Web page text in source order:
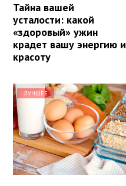
Тайна вашей
усталости: какой
«здоровый» ужин
крадет вашу энергию и
красоту
ЛУЧШЕЕ